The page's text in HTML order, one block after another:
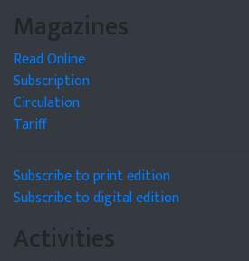
Magazines
Read Online
Subscription
Circulation
Tariff
Subscribe to print edition
Subscribe to digital edition
Activities